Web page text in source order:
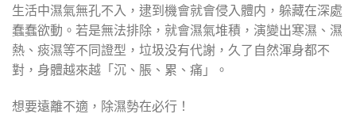
生活中濕氣無孔不入，逮到機會就會侵入體内，躲藏在深處
蠢蠢欲動。若是無法排除，就會濕氣堆積，演變出寒濕、濕
熱、痰濕等不同證型，垃圾没有代謝，久了自然渾身都不
對，身體越來越「沉、脹、累、痛」。
想要遠離不適，除濕勢在必行！